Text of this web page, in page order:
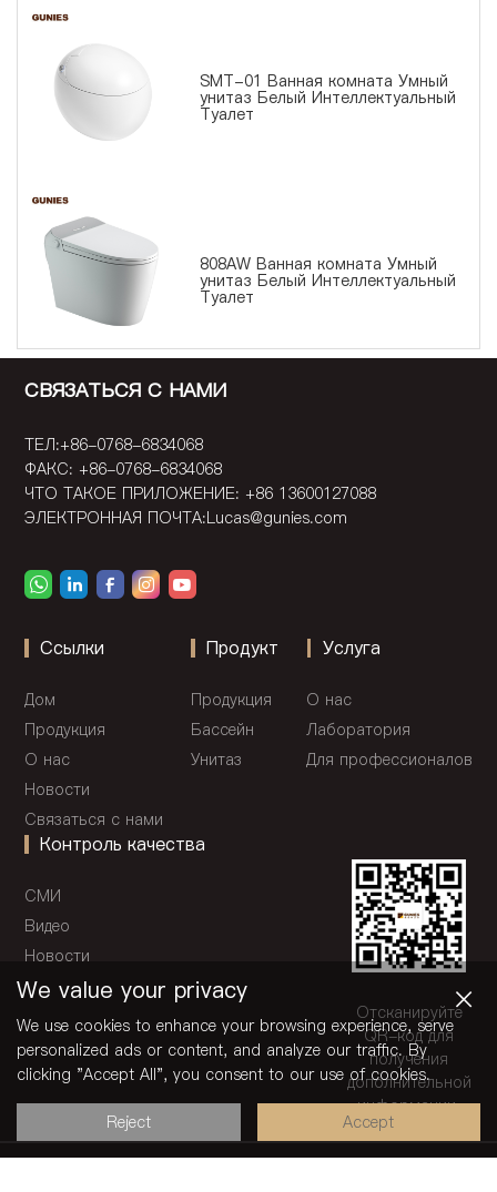
SMT-01 Ванная комната Умный
унитаз Белый Интеллектуальный
Туалет
808AW Ванная комната Умный
унитаз Белый Интеллектуальный
Туалет
СВЯЗАТЬСЯ С НАМИ
ТЕЛ:+86-0768-6834068
ФАКС: +86-0768-6834068
ЧТО ТАКОЕ ПРИЛОЖЕНИЕ: +86 13600127088
ЭЛЕКТРОННАЯ ПОЧТА:Lucas@gunies.com
Ссылки
Дом
Продукция
О нас
Новости
Связаться с нами
Продукт
Продукция
Бассейн
Унитаз
Услуга
О нас
Лаборатория
Для профессионалов
Контроль качества
СМИ
Видео
Новости
Отсканируйте
QR-код для
получения
дополнительной
информации.
×
We value your privacy
We use cookies to enhance your browsing experience, serve
personalized ads or content, and analyze our traffic. By
clicking "Accept All", you consent to our use of cookies.
Reject Accept